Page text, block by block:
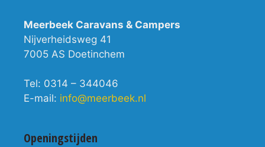
Meerbeek Caravans & Campers
Nijverheidsweg 41
7005 AS Doetinchem
Tel: 0314 – 344046
E-mail: info@meerbeek.nl
Openingstijden